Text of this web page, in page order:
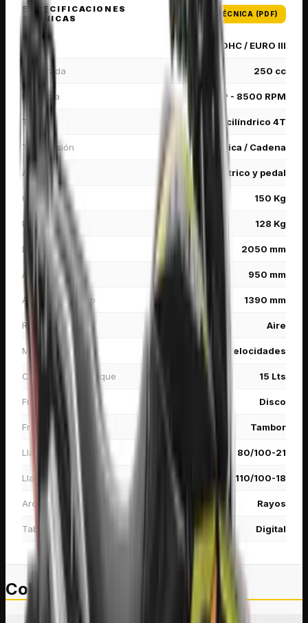
ESPECIFICACIONES
TÉCNICAS
FICHA TÉCNICA (PDF)
Motor OHC / EURO III
Cilindrada 250 cc
Potencia 16.75 HP - 8500 RPM
Tipo Monocilíndrico 4T
Transmisión Mecánica / Cadena
Arranque Eléctrico y pedal
Carga útil 150 Kg
Peso 128 Kg
Longitud 2050 mm
Ancho 950 mm
Altura de asiento 1390 mm
Refrigeración Aire
Marchas 6 Velocidades
Capacidad de tanque 15 Lts
Freno delantero Disco
Freno posterior Tambor
Llanta delantera 80/100-21
Llanta posterior 110/100-18
Aros Rayos
Tablero Digital
Colores disponibles